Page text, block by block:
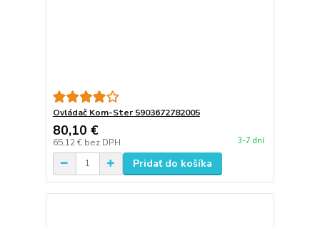
Ovládač Kom-Ster 5903672782005
80,10 €
65,12 € bez DPH 3-7 dní
Pridať do košíka